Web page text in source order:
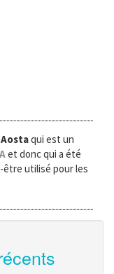
Aostaqui est un
Aet donc qui a été
être utilisé pour les